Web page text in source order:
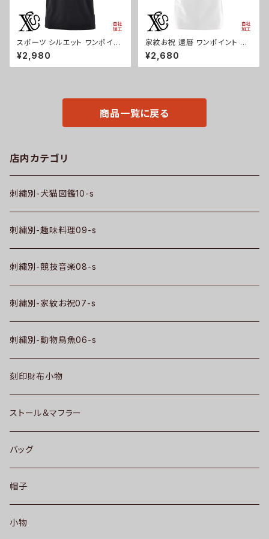
スポーツ シルエット ワンポイン
ト 刺繍 半袖 ポロシャツ メンズ
オリジナル 無地 ロゴ おしゃれ
ゴルフ 吸汗速乾 黒 ブラック ネ
¥2,980
家紋お祝 還暦 ワンポイント 刺
繍 オリジナル5.6oz オリジナル
半袖 Tシャツ メンズ ロゴ おし
ゃれ tシャツ 無地 カットソー 和
7-s
¥2,680
商品一覧に戻る
店内カテゴリ
刺繍別-犬猫図鑑10-s
刺繍別-趣味料理09-s
刺繍別-競技音楽08-s
刺繍別-家紋お祝07-s
刺繍別-動物鳥魚06-s
刻印財布小物
ストール＆マフラー
バッグ
帽子
小物